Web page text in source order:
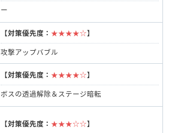
ー
【対策優先度： ★★★★☆】
攻撃アップバブル
【対策優先度： ★★★★☆】
ボスの透過解除＆ステージ暗転
【対策優先度： ★★★☆☆】